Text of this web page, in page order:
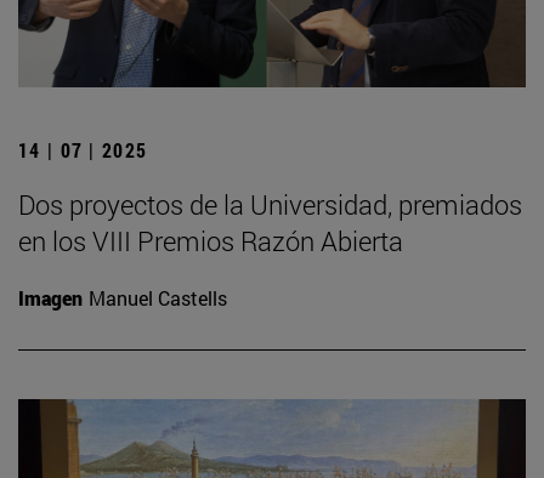
14 | 07 | 2025
Dos proyectos de la Universidad, premiados
en los VIII Premios Razón Abierta
Imagen Manuel Castells